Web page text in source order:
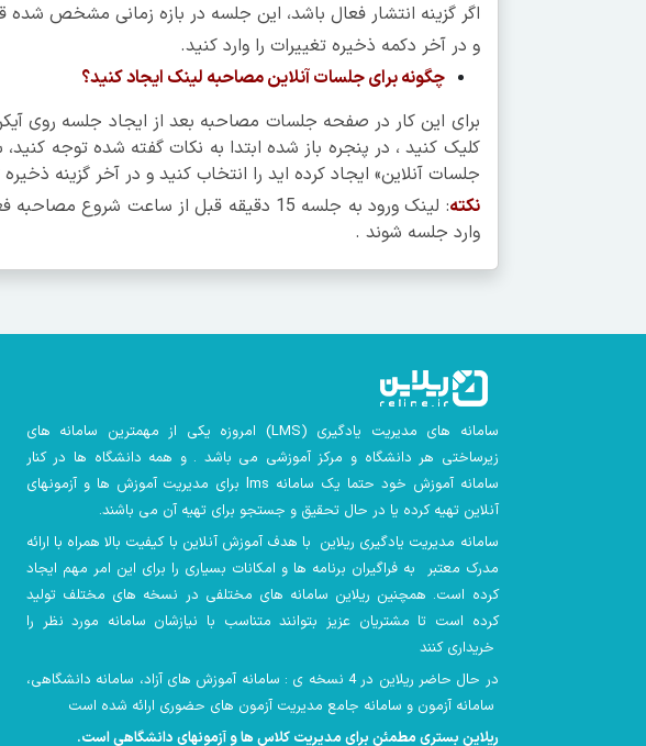
اگر گزینه انتشار فعال باشد، این جلسه در بازه زمانی مشخص
و در آخر دکمه ذخیره تغییرات را وارد کنید.
چگونه برای جلسات آنلاین مصاحبه لینک ایجاد کنید؟
برای این کار در صفحه جلسات مصاحبه بعد از ایجاد جلسه روی
کلیک کنید ، در پنجره باز شده ابتدا به نکات گفته شده توجه
جلسات آنلاین» ایجاد کرده اید را انتخاب کنید و در آخر گزینه
نکته
: لینک ورود به جلسه 15 دقیقه قبل از ساعت
وارد جلسه شوند .
سامانه های مدیریت یادگیری (LMS) امروزه یکی از مهمترین سامانه های
زیرساختی هر دانشگاه و مرکز آموزشی می باشد . و همه دانشگاه ها در کنار
سامانه آموزش خود حتما یک سامانه lms
برای مدیریت آموزش ها و آزمونهای
آنلاین تهیه کرده یا در حال تحقیق و جستجو برای تهیه آن می باشند.
سامانه مدیریت یادگیری ریلاین با هدف آموزش آنلاین با کیفیت بالا همراه با ارائه
مدرک معتبر به فراگیران برنامه ها و امکانات بسیاری را برای این امر مهم ایجاد
کرده است. همچنین ریلاین سامانه های مختلفی در نسخه های مختلف تولید
کرده است تا مشتریان عزیز بتوانند متناسب با نیازشان سامانه مورد نظر را
در حال حاضر ریلاین در 4 نسخه ی : سامانه آموزش های آزاد، سامانه دانشگاهی،
ریلاین بستری مطمئن برای مدیریت کلاس ها و آزمونهای دانشگاهی است.